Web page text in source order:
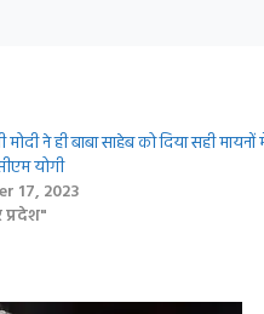
मोदी ने ही बाबा साहेब को दिया सही मायनों
योगी
17, 2023
प्रदेश"